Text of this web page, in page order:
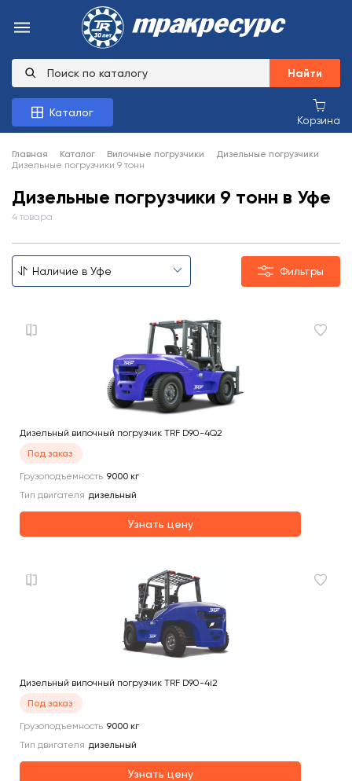
Найти
Каталог
Корзина
Главная Каталог Вилочные погрузчики
Дизельные погрузчики
Дизельные погрузчики 9 тонн
Дизельные погрузчики 9 тонн в Уфе
4 товара
Фильтры
Дизельный вилочный погрузчик TRF D90-4Q2
Под заказ
Грузоподъемность 9000 кг
Тип двигателя дизельный
Узнать цену
Дизельный вилочный погрузчик TRF D90-4i2
Под заказ
Грузоподъемность 9000 кг
Тип двигателя дизельный
Узнать цену